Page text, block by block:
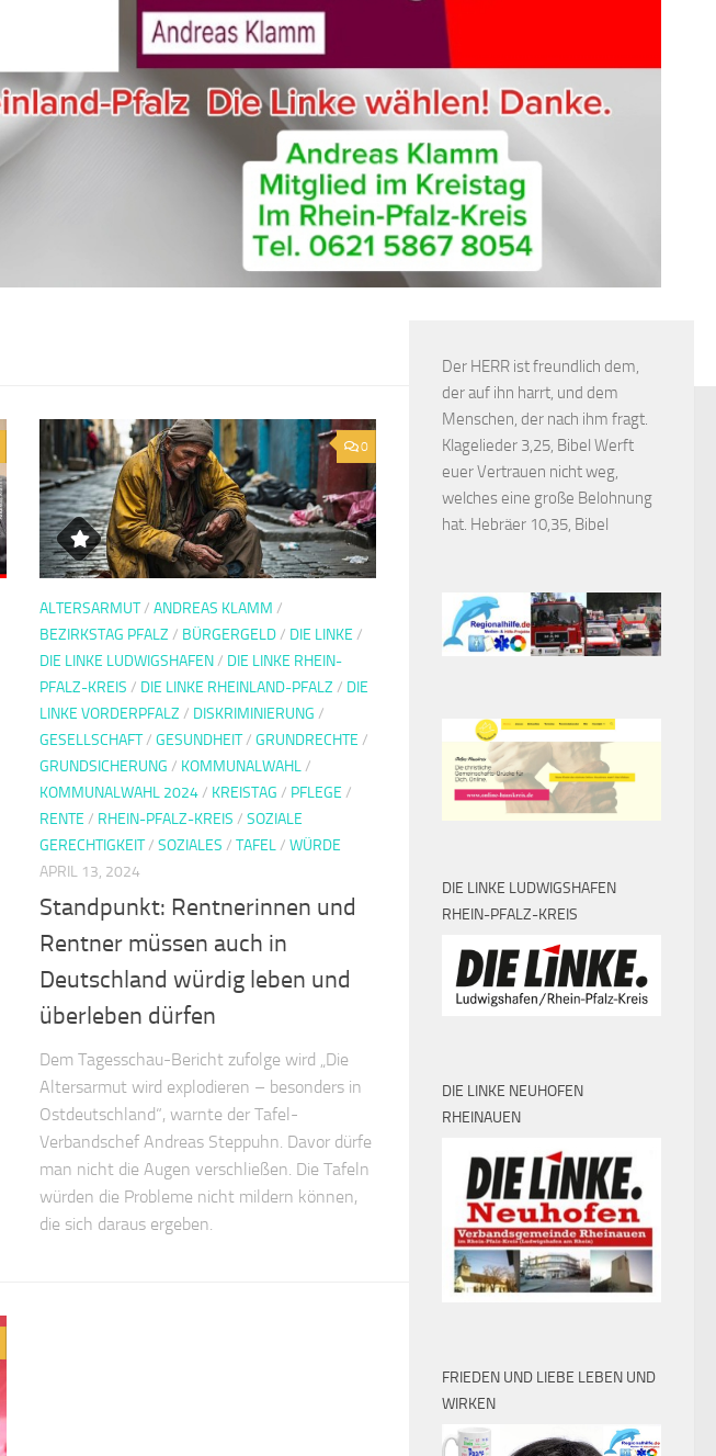
0
ALTERSARMUT/ ANDREAS KLAMM /
BEZIRKSTAG PFALZ / BÜRGERGELD/ DIE LINKE /
DIE LINKE LUDWIGSHAFEN/ DIE LINKE RHEIN-
PFALZ-KREIS / DIE LINKE RHEINLAND-PFALZ / DIE
LINKE VORDERPFALZ / DISKRIMINIERUNG /
GESELLSCHAFT/ GESUNDHEIT/ GRUNDRECHTE /
GRUNDSICHERUNG / KOMMUNALWAHL/
KOMMUNALWAHL 2024/ KREISTAG / PFLEGE /
RENTE / RHEIN-PFALZ-KREIS / SOZIALE
GERECHTIGKEIT/ SOZIALES / TAFEL/ WÜRDE
APRIL 13, 2024
Standpunkt: Rentnerinnen und
Rentner müssen auch in
Deutschland würdig leben und
überleben dürfen
Dem Tagesschau-Bericht zufolge wird „Die
Altersarmut wird explodieren – besonders in
Ostdeutschland“, warnte der Tafel-
Verbandschef Andreas Steppuhn. Davor dürfe
man nicht die Augen verschließen. Die Tafeln
würden die Probleme nicht mildern können,
die sich daraus ergeben.
Der HERR ist freundlich dem,
der auf ihn harrt, und dem
Menschen, der nach ihm fragt.
Klagelieder 3,25, Bibel Werft
euer Vertrauen nicht weg,
welches eine große Belohnung
hat. Hebräer 10,35, Bibel
DIE LINKE LUDWIGSHAFEN
RHEIN-PFALZ-KREIS
DIE LINKE NEUHOFEN
RHEINAUEN
FRIEDEN UND LIEBE LEBEN UND
WIRKEN